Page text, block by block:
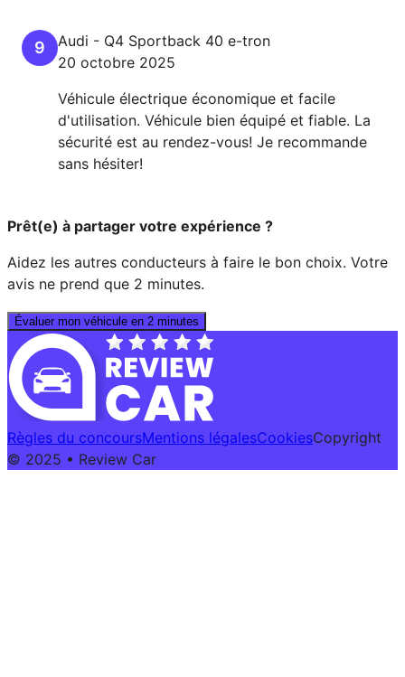
9 Audi - Q4 Sportback 40 e-tron
20 octobre 2025
Véhicule électrique économique et facile
d'utilisation. Véhicule bien équipé et fiable. La
sécurité est au rendez-vous! Je recommande
sans hésiter!
Prêt(e) à partager votre expérience ?
Aidez les autres conducteurs à faire le bon choix. Votre
avis ne prend que 2 minutes.
Évaluer mon véhicule en 2 minutes
Règles du concoursMentions légalesCookiesCopyright
© 2025 • Review Car